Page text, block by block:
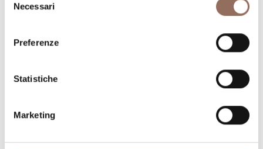
delNecessari
Preferenze
Statistiche
Marketing
Dove mangiare